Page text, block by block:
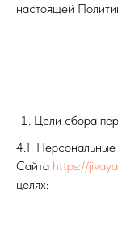
настоящей
Цели сбора
4.1.
Сайта https://
целях: